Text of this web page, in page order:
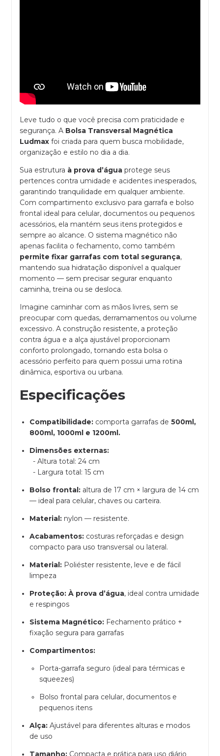
Leve tudo o que você precisa com praticidade e
segurança. A Bolsa Transversal Magnética
Ludmax foi criada para quem busca mobilidade,
organização e estilo no dia a dia.
Sua estrutura à prova d’água protege seus
pertences contra umidade e acidentes inesperados,
garantindo tranquilidade em qualquer ambiente.
Com compartimento exclusivo para garrafa e bolso
frontal ideal para celular, documentos ou pequenos
acessórios, ela mantém seus itens protegidos e
sempre ao alcance. O sistema magnético não
apenas facilita o fechamento, como também
permite fixar garrafas com total segurança,
mantendo sua hidratação disponível a qualquer
momento — sem precisar segurar enquanto
caminha, treina ou se desloca.
Imagine caminhar com as mãos livres, sem se
preocupar com quedas, derramamentos ou volume
excessivo. A construção resistente, a proteção
contra água e a alça ajustável proporcionam
conforto prolongado, tornando esta bolsa o
acessório perfeito para quem possui uma rotina
dinâmica, esportiva ou urbana.
Especificações
Compatibilidade: comporta garrafas de 500ml,
800ml, 1000ml e 1200ml.
Dimensões externas:
- Altura total: 24 cm
- Largura total: 15 cm
Bolso frontal: altura de 17 cm × largura de 14 cm
— ideal para celular, chaves ou carteira.
Material: nylon — resistente.
Acabamentos: costuras reforçadas e design
compacto para uso transversal ou lateral.
Material: Poliéster resistente, leve e de fácil
limpeza
Proteção: À prova d’água, ideal contra umidade
e respingos
Sistema Magnético: Fechamento prático +
fixação segura para garrafas
Compartimentos:
Porta-garrafa seguro (ideal para térmicas e
squeezes)
Bolso frontal para celular, documentos e
pequenos itens
Alça: Ajustável para diferentes alturas e modos
de uso
Tamanho: Compacta e prática para uso diário